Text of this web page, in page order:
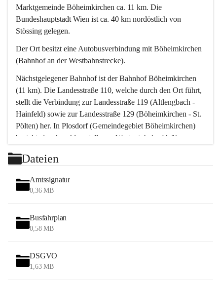
Marktgemeinde Böheimkirchen ca. 11 km. Die
Bundeshauptstadt Wien ist ca. 40 km nordöstlich von
Stössing gelegen.
Der Ort besitzt eine Autobusverbindung mit Böheimkirchen
(Bahnhof an der Westbahnstrecke).
Nächstgelegener Bahnhof ist der Bahnhof Böheimkirchen
(11 km). Die Landesstraße 110, welche durch den Ort führt,
stellt die Verbindung zur Landesstraße 119 (Altlengbach -
Hainfeld) sowie zur Landesstraße 129 (Böheimkirchen - St.
Pölten) her. In Plosdorf (Gemeindegebiet Böheimkirchen)
besteht eine Anschlussstelle zur Westautobahn (A 1).
Wien erreicht man in ca. 45 Minuten.
Stössing zählt noch zum Naherholungsraum Wien sowie
zum Naherholungsraum St. Pölten. Viele Bauernhöfe hatten
„ihre Wiener“. Seit 1960 bauten viele Wiener
Wochenendhäuser im Gemeindegebiet. Wegen des
waldreichen Jagdgebietes haben viele Jagdpächter ihre
Das Wandern ist aus touristischer Sicht die bedeutendste
Tätigkeit. Das hügelige Gebiet mit Wanderwegen durch
Wiesen, Wälder und Obstkulturen lädt dazu ein. Gefördert
Dateien
Amtssignatur
0,36 MB
Busfahrplan
0,58 MB
DSGVO
1,63 MB